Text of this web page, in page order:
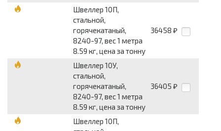
Швеллер 10П,
стальной,
горячекатаный,
8240-97, вес 1 метра
8.59 кг, цена за тонну
36458 ₽
Швеллер 10У,
стальной,
горячекатаный,
8240-97, вес 1 метра
8.59 кг, цена за тонну
36405 ₽
Швеллер 10П,